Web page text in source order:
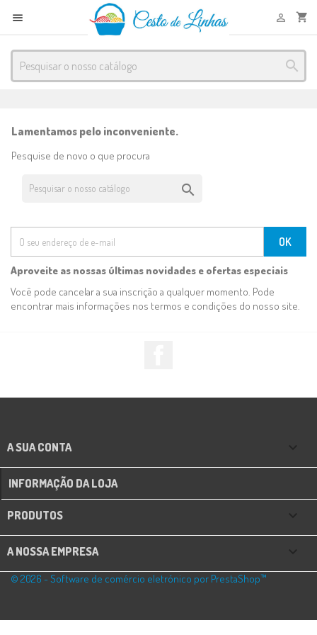
 shopping_cart


Lamentamos pelo inconveniente.
Pesquise de novo o que procura

Aproveite as nossas últimas novidades e ofertas especiais
Você pode cancelar a sua inscrição a qualquer momento. Pode
encontrar mais informações nos termos e condições do nosso site.
A SUA CONTA
INFORMAÇÃO DA LOJA
PRODUTOS
A NOSSA EMPRESA
© 2026 - Software de comércio eletrónico por PrestaShop™